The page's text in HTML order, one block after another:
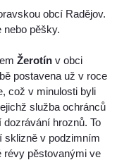
obcí Radějov.
nebo pěšky.
Žerotín v obci
postavena už v roce
což v minulosti byli
služba ochránců
hroznů. To
sklizně v podzimním
révy pěstovanými ve